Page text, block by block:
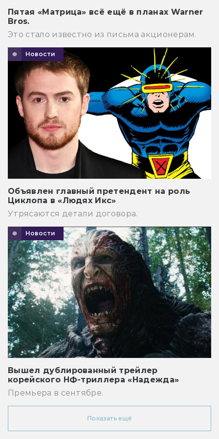
Пятая «Матрица» всё ещё в планах Warner
Bros.
Это стало известно из письма акционерам.
Новости
Объявлен главный претендент на роль
Циклопа в «Людях Икс»
Утрясаются детали договора.
Новости
Вышел дублированный трейлер
корейского НФ-триллера «Надежда»
Премьера в сентябре.
Показать ещё